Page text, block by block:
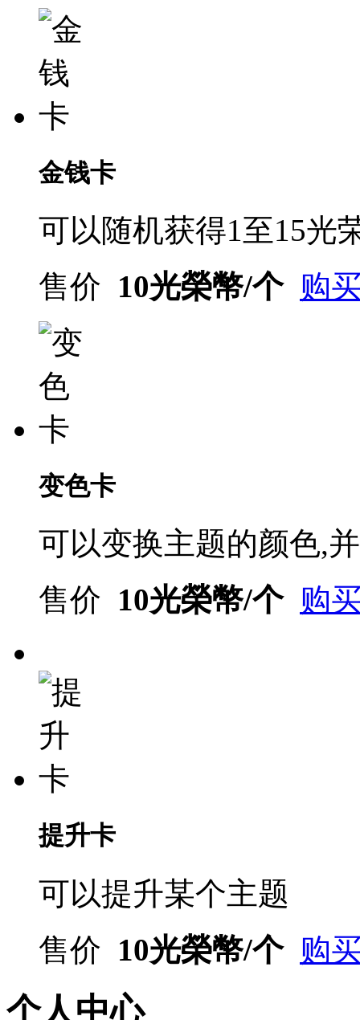
金钱卡
可以随机获得1至15光
售价 10光榮幣/个 购
变色卡
可以变换主题的颜色,
售价 10光榮幣/个 购
提升卡
可以提升某个主题
售价 10光榮幣/个 购
个人中心